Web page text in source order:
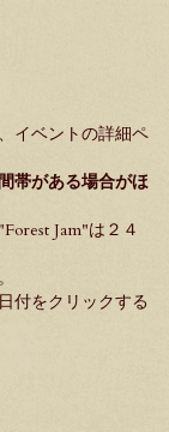
イベントの詳細ペ
帯がある場合がほ
Forest Jam"は２４
付をクリックする